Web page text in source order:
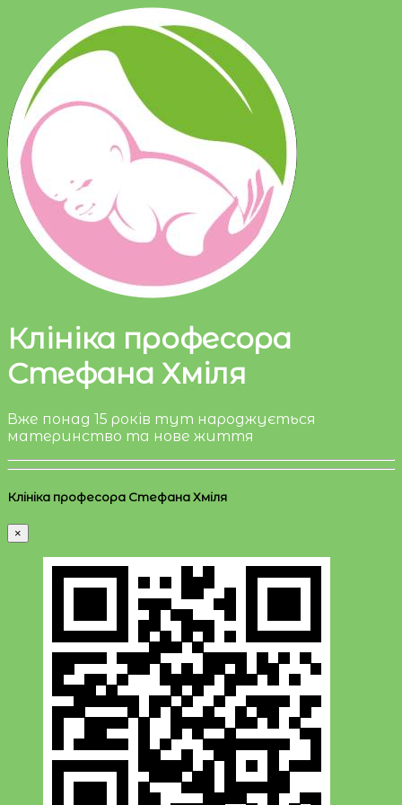
Клініка професора
Стефана Хміля
Вже понад 15 років тут народжується
материнство та нове життя
Клініка професора Стефана Хміля
×